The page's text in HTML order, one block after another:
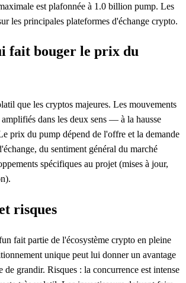
est plafonnée à 1.0 billion pump. Les
les principales plateformes d'échange crypto.
fait bouger le prix du
que les cryptos majeures. Les mouvements
dans les deux sens — à la hausse
prix du pump dépend de l'offre et la demande
du sentiment général du marché
spécifiques au projet (mises à jour,
risques
fait partie de l'écosystème crypto en pleine
unique peut lui donner un avantage
de grandir. Risques : la concurrence est intense